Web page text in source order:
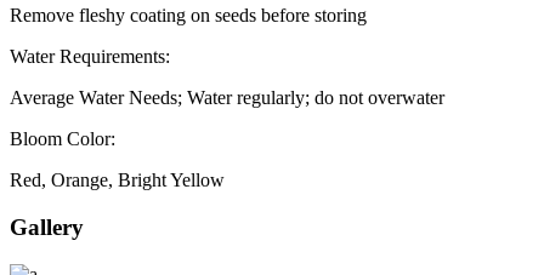
Remove fleshy coating on seeds before storing
Water Requirements:
Average Water Needs; Water regularly; do not overwater
Bloom Color:
Red, Orange, Bright Yellow
Gallery